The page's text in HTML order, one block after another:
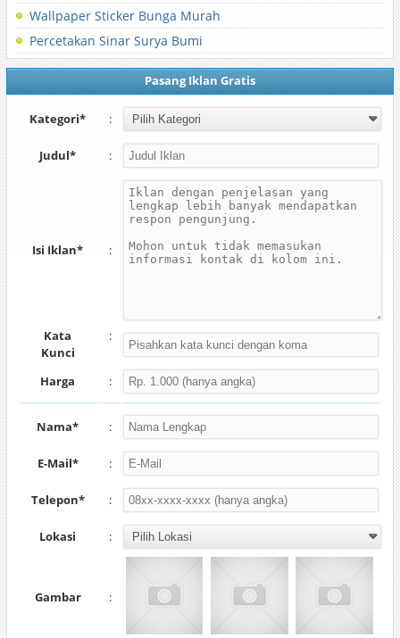
Wallpaper Sticker Bunga Murah
Percetakan Sinar Surya Bumi
Pasang Iklan Gratis
Kategori* :
Judul* :
Isi Iklan* :
Kata
Kunci
:
Harga :
Nama* :
E-Mail* :
Telepon* :
Lokasi :
Gambar :